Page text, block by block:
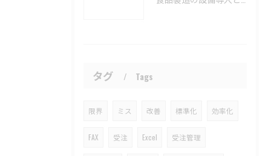
タグ Tags
限界 ミス 改善 標準化 効率化
FAX 受注 Excel 受注管理